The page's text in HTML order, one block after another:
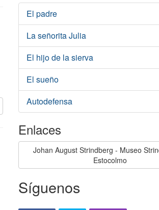
El padre
La señorita Julia
El hijo de la sierva
El sueño
Autodefensa
Enlaces
Johan August Strindberg - Museo
Estocolmo
Síguenos